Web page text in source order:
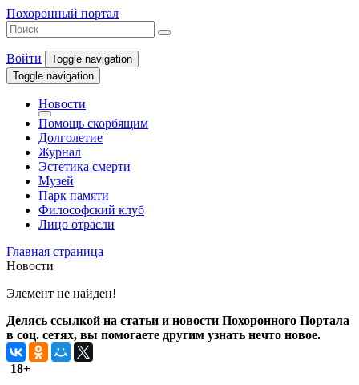
Похоронный портал
Войти
Toggle navigation
Toggle navigation
Новости
Помощь скорбящим
Долголетие
Журнал
Эстетика смерти
Музей
Парк памяти
Философский клуб
Лицо отрасли
Главная страница
Новости
Элемент не найден!
Делясь ссылкой на статьи и новости Похоронного Портала
в соц. сетях, вы помогаете другим узнать нечто новое.
18+